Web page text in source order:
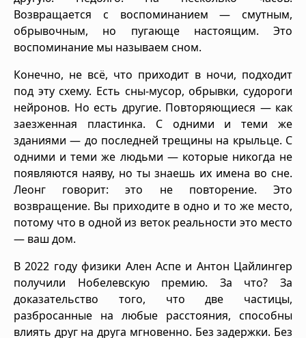
Возвращается с воспоминанием — смутным,
обрывочным, но пугающе настоящим. Это
воспоминание мы называем сном.
Конечно, не всё, что приходит в ночи, подходит
под эту схему. Есть сны-мусор, обрывки, судороги
нейронов. Но есть другие. Повторяющиеся — как
заезженная пластинка. С одними и теми же
зданиями — до последней трещины на крыльце. С
одними и теми же людьми — которые никогда не
появляются наяву, но ты знаешь их имена во сне.
Леонг говорит: это не повторение. Это
возвращение. Вы приходите в одно и то же место,
потому что в одной из веток реальности это место
— ваш дом.
В 2022 году физики Ален Аспе и Антон Цайлингер
получили Нобелевскую премию. За что? За
доказательство того, что две частицы,
разбросанные на любые расстояния, способны
влиять друг на друга мгновенно. Без задержки. Без